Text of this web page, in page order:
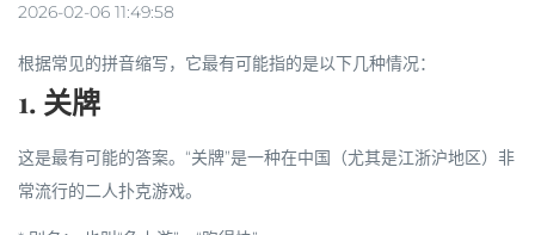
2026-02-06 11:49:58
根据常见的拼音缩写，它最有可能指的是以下几种情况：
1. 关牌
这是最有可能的答案。“关牌”是一种在中国（尤其是江浙沪地区）非
常流行的二人扑克游戏。